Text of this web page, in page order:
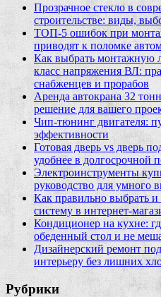
Прозрачное стекло в
строительстве: виды,
ТОП-5 ошибок при
приводят к поломке
Как выбрать монтажную
класс напряжения ВЛ:
снабженцев и прорабов
Аренда автокрана 32
решение для вашего
Чип‑тюнинг двигателя:
эффективности
Готовая дверь vs дверь
удобнее в долгосрочной
Электроинструменты
руководство для умного
Как правильно выбрать
систему в
Кондиционер на кухне:
обеденный стол и не
Дизайнерский ремонт
интерьеру без лишних
Рубрики